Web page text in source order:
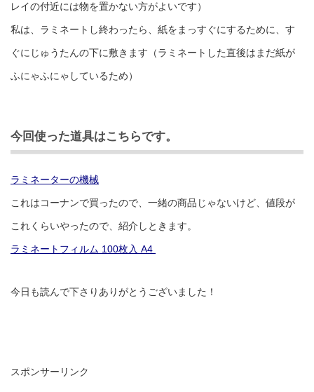
レイの付近には物を置かない方がよいです）
私は、ラミネートし終わったら、紙をまっすぐにするために、す
ぐにじゅうたんの下に敷きます（ラミネートした直後はまだ紙が
ふにゃふにゃしているため）
今回使った道具はこちらです。
ラミネーターの機械
これはコーナンで買ったので、一緒の商品じゃないけど、値段が
これくらいやったので、紹介しときます。
ラミネートフィルム 100枚入 A4
今日も読んで下さりありがとうございました！
スポンサーリンク